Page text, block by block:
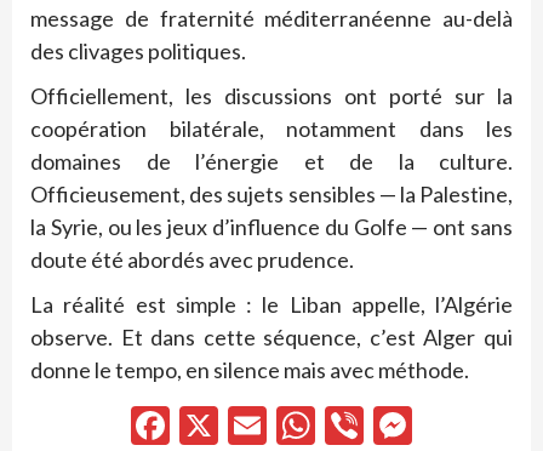
message de fraternité méditerranéenne au-delà
des clivages politiques.
Officiellement, les discussions ont porté sur la
coopération bilatérale, notamment dans les
domaines de l’énergie et de la culture.
Officieusement, des sujets sensibles — la Palestine,
la Syrie, ou les jeux d’influence du Golfe — ont sans
doute été abordés avec prudence.
La réalité est simple : le Liban appelle, l’Algérie
observe. Et dans cette séquence, c’est Alger qui
donne le tempo, en silence mais avec méthode.
Facebook
X EmailWhatsApp
Viber